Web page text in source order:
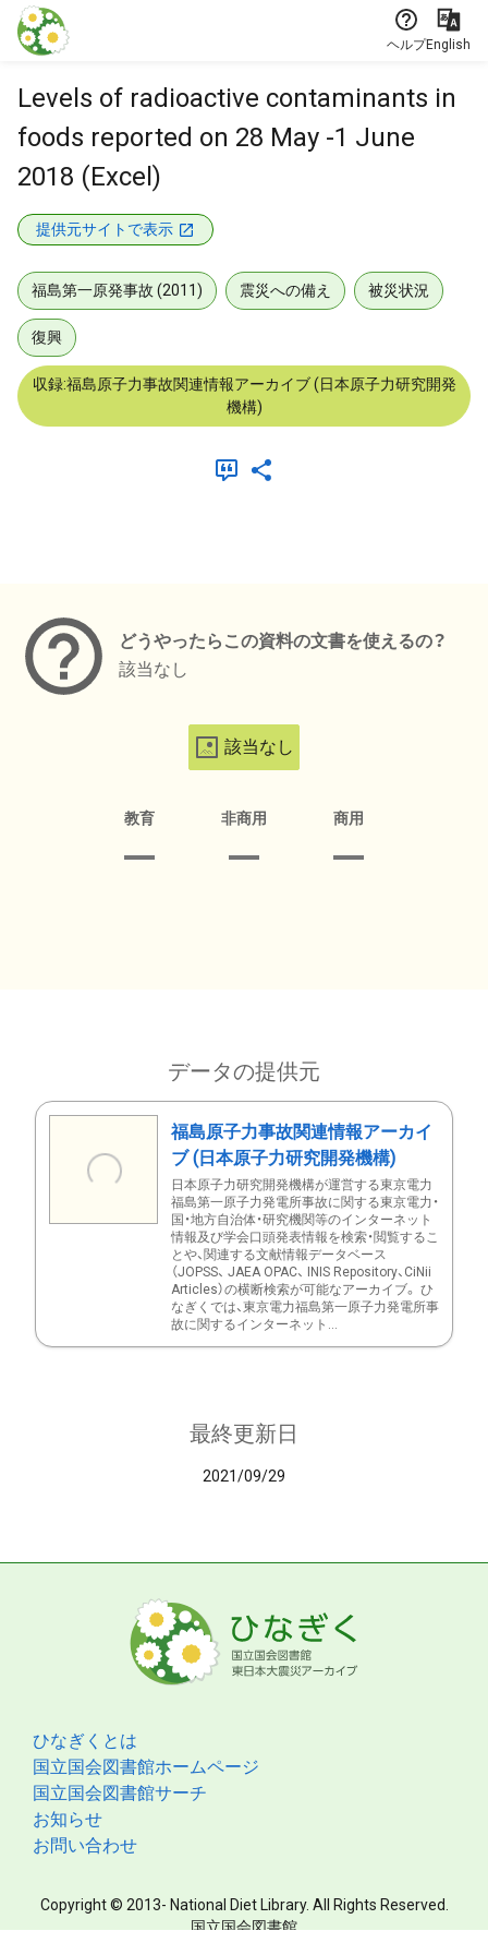
本文に飛ぶ
ヘルプEnglish
Levels of radioactive contaminants in
foods reported on 28 May -1 June
2018 (Excel)
提供元サイトで表示
福島第一原発事故 (2011) 震災への備え 被災状況
復興
収録:福島原子力事故関連情報アーカイブ (日本原子力研究開発
機構)
どうやったらこの資料の文書を使えるの？
該当なし
該当なし
教育 非商用 商用
データの提供元
福島原子力事故関連情報アーカイ
ブ (日本原子力研究開発機構)
日本原子力研究開発機構が運営する東京電力
福島第一原子力発電所事故に関する東京電力・
国・地方自治体・研究機関等のインターネット
情報及び学会口頭発表情報を検索・閲覧するこ
とや、関連する文献情報データベース
（JOPSS、 JAEA OPAC、 INIS Repository、CiNii
Articles）の横断検索が可能なアーカイブ。 ひ
なぎくでは、東京電力福島第一原子力発電所事
故に関するインターネット...
最終更新日
2021/09/29
ひなぎくとは
国立国会図書館ホームページ
国立国会図書館サーチ
お知らせ
お問い合わせ
Copyright © 2013- National Diet Library. All Rights Reserved.